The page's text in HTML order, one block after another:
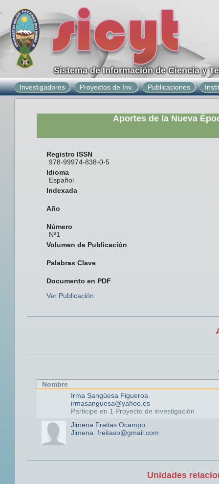
Sistema de Información de Ciencia y
Investigadores Proyectos de Inv. Publicaciones
Aportes de la Nueva
Registro ISSN
978-99974-838-0-5
Idioma
Español
Indexada
Año
Número
Nª1
Volumen de Publicación
Palabras Clave
Documento en PDF
Ver Publicación
Nombre
Irma Sangüesa Figueroa
irmasanguesa@yahoo.es
Participe en 1 Proyecto de investigación
Jimena Freitas Ocampo
Jimena. freitaso@gmail.com
Unidades